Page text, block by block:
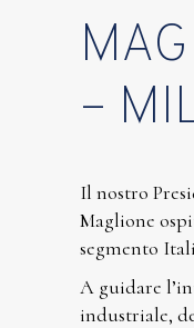
–
Il nostro
Maglione
segmento
A guidare
industriale,